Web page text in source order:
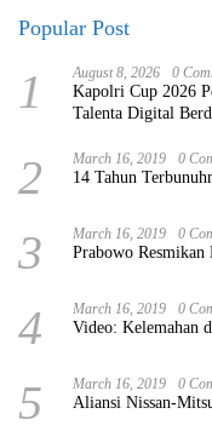
Popular Post
1 August 8, 2026 0
Kapolri Cup 2026
Talenta Digital
2 March 16, 2019 0
14 Tahun
3 March 16, 2019 0
Prabowo
4 March 16, 2019 0
Video: Kelemahan
5 March 16, 2019 0
Aliansi Nissan-